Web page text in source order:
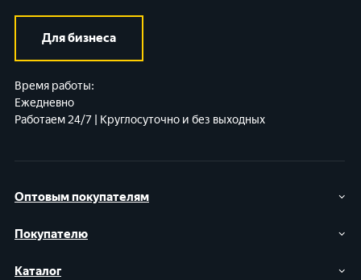
Оптовым покупателям
Покупателю
Каталог
Для бизнеса
Время работы:
Ежедневно
Работаем 24/7 | Круглосуточно и без выходных